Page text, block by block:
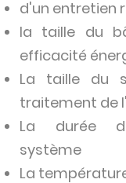
d'un entretien
la taille du
efficacité
La taille du
traitement de
La durée
système
La